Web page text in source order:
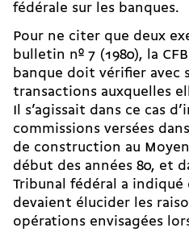
fédérale sur les banques.
Pour ne citer que deux
bulletin nº 7 (1980), la
banque doit vérifier avec
transactions auxquelles
Il s’agissait dans ce cas
commissions versées
de construction au
début des années 80, et
Tribunal fédéral a indiqué
devaient élucider les
opérations envisagées